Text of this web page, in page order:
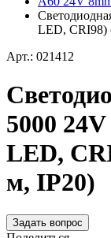
LED, CRI98)
Арт.: 021412
5000
LED,
м, IP20)
Задать вопрос